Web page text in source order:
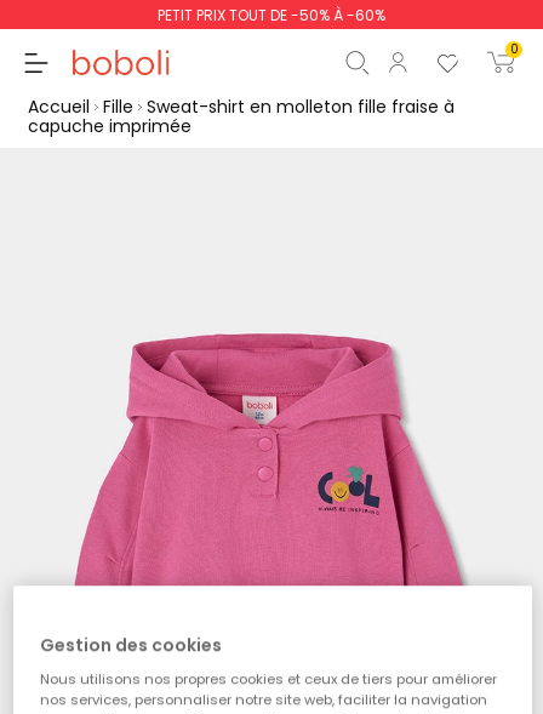
PETIT PRIX TOUT DE -50% À -60%
0
poursuit Commencer la
Accueil Fille Sweat-shirt en molleton fille fraise à
capuche imprimée
Gestion des cookies
Nous utilisons nos propres cookies et ceux de tiers pour améliorer
nos services, personnaliser notre site web, faciliter la navigation